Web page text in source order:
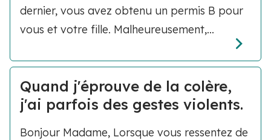
dernier, vous avez obtenu un permis B pour
vous et votre fille. Malheureusement,...
Quand j'éprouve de la colère,
j'ai parfois des gestes violents.
Bonjour Madame, Lorsque vous ressentez de